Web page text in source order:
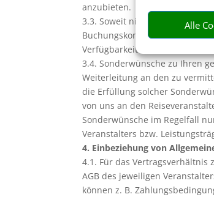
Alle
anzubieten.
3.3. Soweit nicht eine
Buchungskonditionen und
Verfügbarkeit der zu
3.4. Sonderwünsche zu Ihren
Weiterleitung an den zu
die Erfüllung solcher
von uns an den
Sonderwünsche im Regelfall
Veranstalters bzw.
4. Einbeziehung von
4.1. Für das
AGB des jeweiligen
können z. B.